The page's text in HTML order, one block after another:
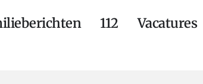
112 Vacatures